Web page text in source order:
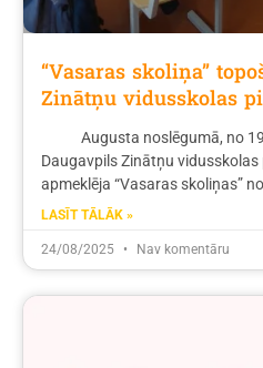
“Vasaras skoliņa”
Zinātņu vidusskolas
Augusta noslēgumā, no 19.
Daugavpils Zinātņu
apmeklēja “Vasaras skoliņas”
LASĪT TĀLĀK »
24/08/2025 Nav komentāru